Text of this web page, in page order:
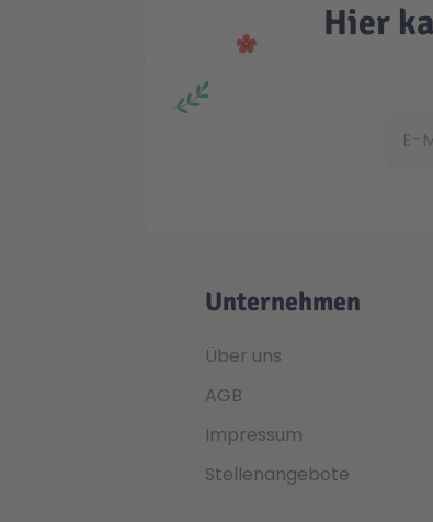
Hier
Unternehmen
Über uns
AGB
Impressum
Stellenangebote